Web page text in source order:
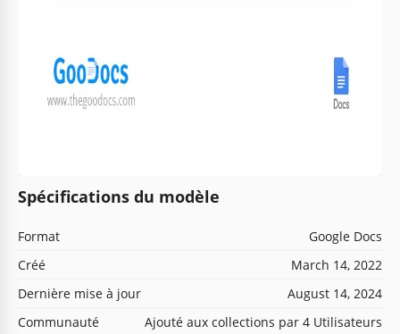
Spécifications du modèle
Format
Google Docs
Créé
March 14, 2022
Dernière mise à jour
August 14, 2024
Communauté
Ajouté aux collections par 4 Utilisateurs